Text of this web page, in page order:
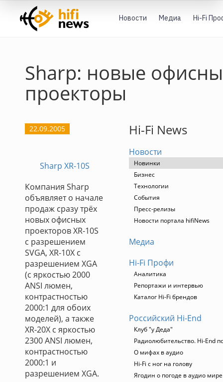
Новости Медиа Hi-Fi
Sharp: новые
проекторы
22.09.2005
Sharp XR-10S
Компания Sharp
объявляет о начале
продаж сразу трёх
новых офисных
проекторов XR-10S
с разрешением
SVGA, XR-10X с
разрешением XGA
(с яркостью 2000
ANSI люмен,
контрастностью
2000:1 для обоих
моделей), а также
XR-20X с яркостью
2300 ANSI люмен,
контрастностью
2000:1 и
разрешением XGA.
Hi-Fi News
Новости
Новинки
Бизнес
Технологии
События
Пресс-релизы
Новости портала hifiNews
Медиа
Hi-Fi Профи
Аналитика
Репортажи и интервью
Каталог Hi-Fi брендов
Российский Hi-End
Клуб "у Деда"
Радиолюбительство. Hi-End
О мифах в аудио
Hi-Fi с ног на голову
Ягодин о погоде в аудио мире